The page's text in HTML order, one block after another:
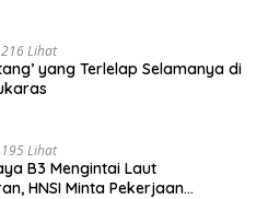
216 Lihat
yang Terlelap Selamanya di
195 Lihat
B3 Mengintai Laut
HNSI Minta Pekerjaan